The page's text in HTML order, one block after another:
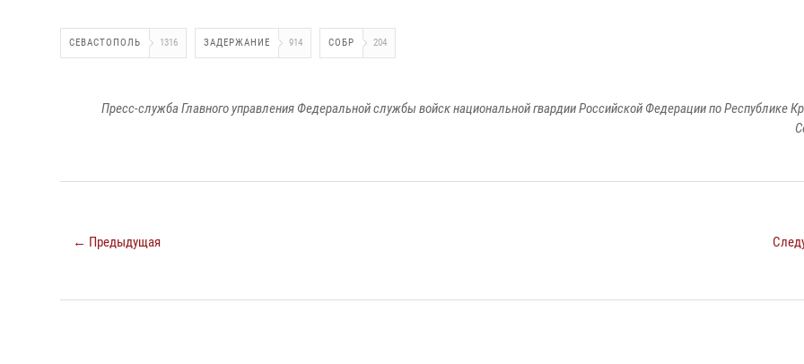
СЕВАСТОПОЛЬ 1316 ЗАДЕРЖАНИЕ 914 СОБР 204
Пресс-служба Главного управления Федеральной службы войск национальной гвардии Российской Федерации по Республике
← Предыдущая